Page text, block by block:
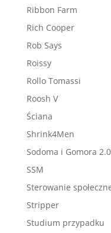
Ribbon Farm
Rich Cooper
Rob Says
Roissy
Rollo Tomassi
Roosh V
Ściana
Shrink4Men
Sodoma i Gomora 2.0
SSM
Sterowanie
Stripper
Studium przypadku